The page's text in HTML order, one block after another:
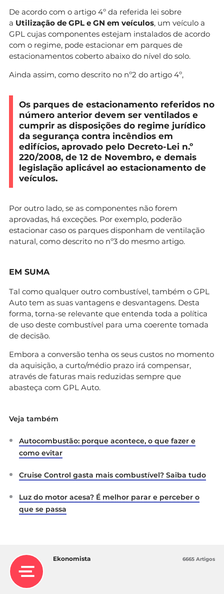
De acordo com o artigo 4º da referida lei sobre
a Utilização de GPL e GN em veículos, um veículo a
GPL cujas componentes estejam instalados de acordo
com o regime, pode estacionar em parques de
estacionamentos coberto abaixo do nível do solo.
Ainda assim, como descrito no nº2 do artigo 4º,
Os parques de estacionamento referidos no
número anterior devem ser ventilados e
cumprir as disposições do regime jurídico
da segurança contra incêndios em
edifícios, aprovado pelo Decreto-Lei n.º
220/2008, de 12 de Novembro, e demais
legislação aplicável ao estacionamento de
veículos.
Por outro lado, se as componentes não forem
aprovadas, há exceções. Por exemplo, poderão
estacionar caso os parques disponham de ventilação
natural, como descrito no nº3 do mesmo artigo.
EM SUMA
Tal como qualquer outro combustível, também o GPL
Auto tem as suas vantagens e desvantagens. Desta
forma, torna-se relevante que entenda toda a política
de uso deste combustível para uma coerente tomada
de decisão.
Embora a conversão tenha os seus custos no momento
da aquisição, a curto/médio prazo irá compensar,
através de faturas mais reduzidas sempre que
abasteça com GPL Auto.
Veja também
Autocombustão: porque acontece, o que fazer e
como evitar
Cruise Control gasta mais combustível? Saiba tudo
Luz do motor acesa? É melhor parar e perceber o
que se passa
Ekonomista 6665 Artigos